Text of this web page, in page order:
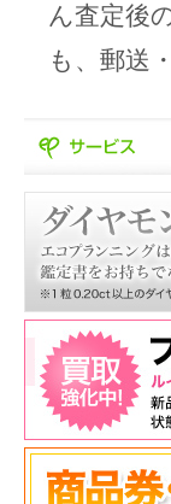
ん査定後
も、郵送